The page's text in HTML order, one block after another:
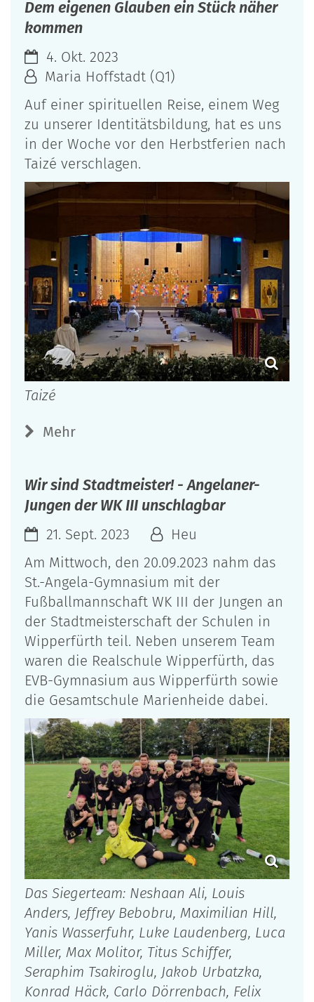
Dem eigenen Glauben ein Stück näher
kommen
4. Okt. 2023
Maria Hoffstadt (Q1)
Auf einer spirituellen Reise, einem Weg
zu unserer Identitätsbildung, hat es uns
in der Woche vor den Herbstferien nach
Taizé verschlagen.
Taizé
Mehr
Wir sind Stadtmeister! - Angelaner-
Jungen der WK III unschlagbar
21. Sept. 2023
Heu
Am Mittwoch, den 20.09.2023 nahm das
St.-Angela-Gymnasium mit der
Fußballmannschaft WK III der Jungen an
der Stadtmeisterschaft der Schulen in
Wipperfürth teil. Neben unserem Team
waren die Realschule Wipperfürth, das
EVB-Gymnasium aus Wipperfürth sowie
die Gesamtschule Marienheide dabei.
Das Siegerteam: Neshaan Ali, Louis
Anders, Jeffrey Bebobru, Maximilian Hill,
Yanis Wasserfuhr, Luke Laudenberg, Luca
Miller, Max Molitor, Titus Schiffer,
Seraphim Tsakiroglu, Jakob Urbatzka,
Konrad Häck, Carlo Dörrenbach, Felix